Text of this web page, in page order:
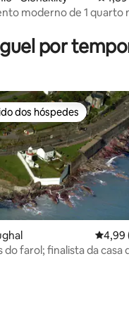
de 5, 131 avaliações
moderno de 1 quarto
por
preferidos dos
dos hóspedes
4,99
4,99
do farol; finalista da casa